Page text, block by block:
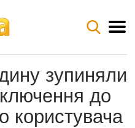
зупиняли
до
користувача